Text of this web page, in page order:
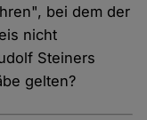
bei dem der
nicht
Steiners
gelten?